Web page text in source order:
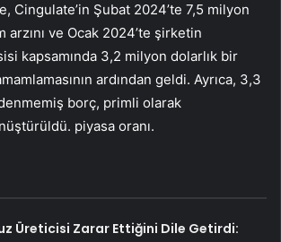
Cingulate’in Şubat 2024’te 7,5 milyon
arzını ve Ocak 2024’te şirketin
kapsamında 3,2 milyon dolarlık bir
ardından geldi. Ayrıca, 3,3
borç, primli olarak
piyasa oranı.
Üreticisi Zarar Ettiğini Dile Getirdi: